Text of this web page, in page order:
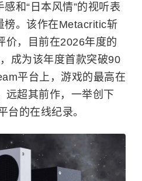
和“日本风情”的视听表
榜。该作在Metacritic斩
价，目前在2026年度的
成为该年度首款突破90
平台上，游戏的最高在
远超其前作，一举创下
台的在线纪录。